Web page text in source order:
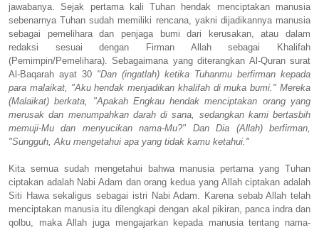
jawabanya. Sejak pertama kali Tuhan hendak menciptakan manusia
sebenarnya Tuhan sudah memiliki rencana, yakni dijadikannya manusia
sebagai pemelihara dan penjaga bumi dari kerusakan, atau dalam
redaksi sesuai dengan Firman Allah sebagai Khalifah
(Pemimpin/Pemelihara). Sebagaimana yang diterangkan Al-Quran surat
Al-Baqarah ayat 30 "Dan (ingatlah) ketika Tuhanmu berfirman kepada
para malaikat, "Aku hendak menjadikan khalifah di muka bumi." Mereka
(Malaikat) berkata, "Apakah Engkau hendak menciptakan orang yang
merusak dan menumpahkan darah di sana, sedangkan kami bertasbih
memuji-Mu dan menyucikan nama-Mu?" Dan Dia (Allah) berfirman,
"Sungguh, Aku mengetahui apa yang tidak kamu ketahui.''
Kita semua sudah mengetahui bahwa manusia pertama yang Tuhan
ciptakan adalah Nabi Adam dan orang kedua yang Allah ciptakan adalah
Siti Hawa sekaligus sebagai istri Nabi Adam. Karena sebab Allah telah
menciptakan manusia itu dilengkapi dengan akal pikiran, panca indra dan
qolbu, maka Allah juga mengajarkan kepada manusia tentang nama-